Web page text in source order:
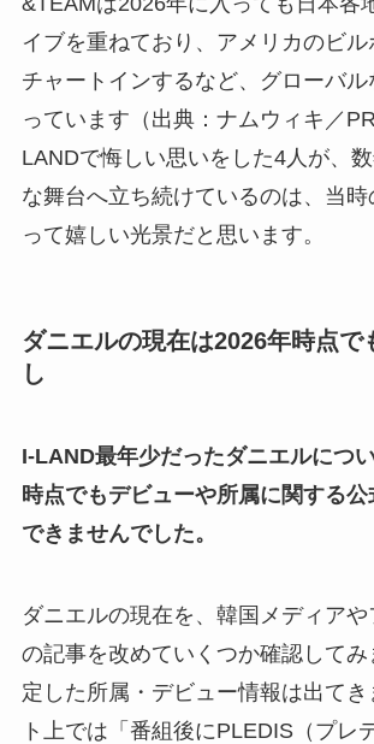
イブを重ねており、アメリカのビル
チャートインするなど、グローバ
っています（出典：ナムウィキ／
LANDで悔しい思いをした4人が、
な舞台へ立ち続けているのは、当時
って嬉しい光景だと思います。
ダニエルの現在は2026年時点で
し
I-LAND最年少だったダニエルにつ
時点でもデビューや所属に関する
できませんでした。
ダニエルの現在を、韓国メディアや
の記事を改めていくつか確認してみ
定した所属・デビュー情報は出てき
ト上では「番組後にPLEDIS（プレ